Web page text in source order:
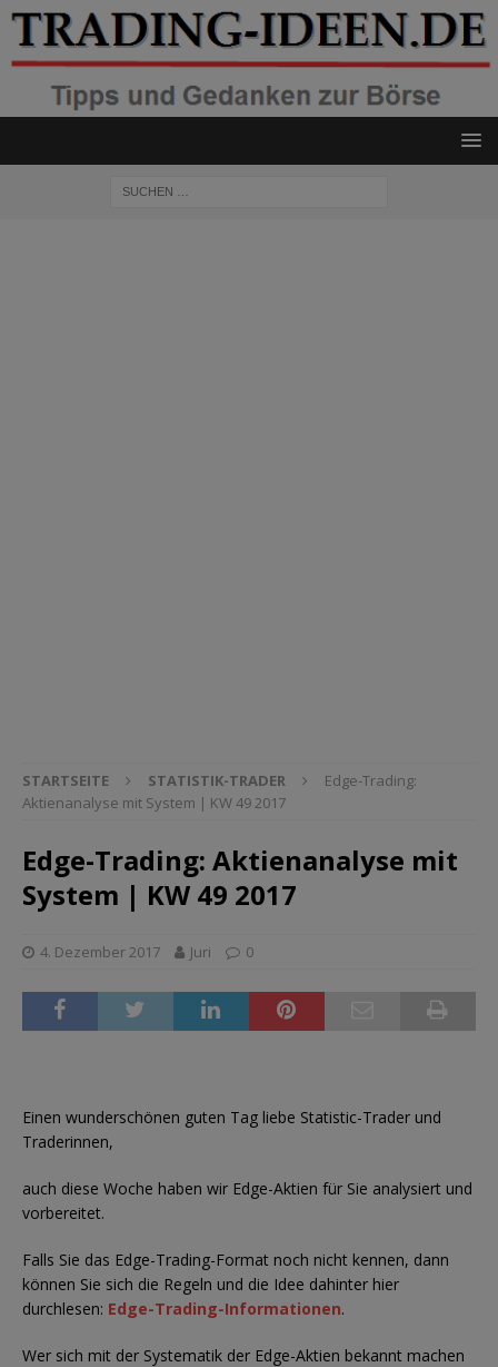
STARTSEITE STATISTIK-TRADER
Edge-Trading:
Aktienanalyse mit System | KW 49 2017
Edge-Trading: Aktienanalyse mit
System | KW 49 2017
4. Dezember 2017 Juri 0
Einen wunderschönen guten Tag liebe Statistic-Trader und
Traderinnen,
auch diese Woche haben wir Edge-Aktien für Sie analysiert und
vorbereitet.
Falls Sie das Edge-Trading-Format noch nicht kennen, dann
können Sie sich die Regeln und die Idee dahinter hier
durchlesen: Edge-Trading-Informationen.
Wer sich mit der Systematik der Edge-Aktien bekannt machen